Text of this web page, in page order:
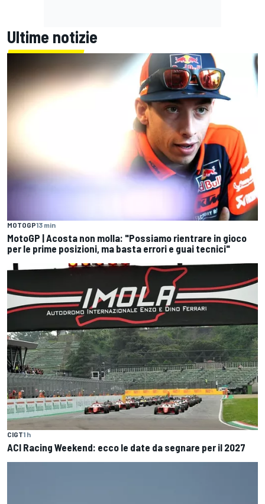
Ultime notizie
MOTOGP13 min
MotoGP | Acosta non molla: "Possiamo rientrare in gioco
per le prime posizioni, ma basta errori e guai tecnici"
CIGT1 h
ACI Racing Weekend: ecco le date da segnare per il 2027